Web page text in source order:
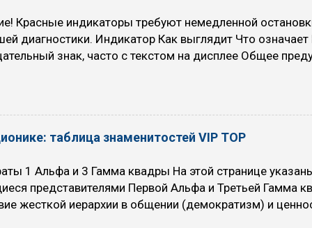
НЕ рекомендуется использовать режим O/D (O/D
Красные индикаторы требуют немедленной
диагностики. Индикатор Как выглядит Что
знак, часто с текстом на дисплее Общее
проверяйте сообщение на экране. Красный
или синий термометр в жидкости (мигание
таблица знаменитостей VIP TOP
1 Альфа и 3 Гамма квадры На этой странице
представителями Первой Альфа и Третьей Гамма
жесткой иерархии в общении (демократизм) и